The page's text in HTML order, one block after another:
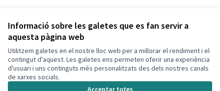
Informació sobre les galetes que es fan servir a
aquesta pàgina web
Utilitzem galetes en el nostre lloc web per a millorar el rendiment i el
contingut d'aquest. Les galetes ens permeten oferir una experiència
d'usuari i uns continguts més personalitzats des dels nostres canals
de xarxes socials.
Acceptar totes
Veure totes les propostes retirades
Termes i condicions d'ús
Configuració de les galetes
Decidim Calafell a X
(Enllaç extern)
Decidim Calafell a Facebook
Decidim Calafell a YouTube
Decidim Calafell a GitHub
(Enllaç extern)